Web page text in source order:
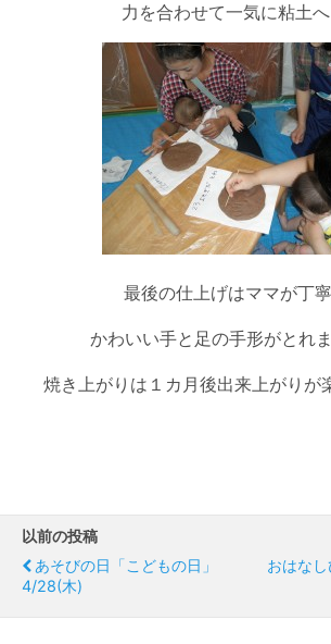
力を合わせて一気に粘土へ
最後の仕上げはママが丁
かわいい手と足の手形がとれ
焼き上がりは１カ月後出来上がりが
以前の投稿
あそびの日「こどもの日」
4/28(木)
おはな